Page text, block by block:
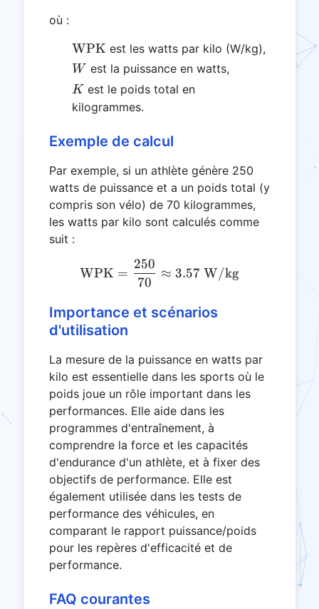
où :
\text{WPK}
WPK est les watts par kilo (W/kg),
W
W est la puissance en watts,
K
K est le poids total en
kilogrammes.
Exemple de calcul
Par exemple, si un athlète génère 250
watts de puissance et a un poids total (y
compris son vélo) de 70 kilogrammes,
les watts par kilo sont calculés comme
suit :
\text{WPK} =
WPK =
70
250
≈ 3.57 W/kg
Importance et scénarios
d'utilisation
La mesure de la puissance en watts par
kilo est essentielle dans les sports où le
poids joue un rôle important dans les
performances. Elle aide dans les
programmes d'entraînement, à
comprendre la force et les capacités
d'endurance d'un athlète, et à fixer des
objectifs de performance. Elle est
également utilisée dans les tests de
performance des véhicules, en
comparant le rapport puissance/poids
pour les repères d'efficacité et de
performance.
FAQ courantes